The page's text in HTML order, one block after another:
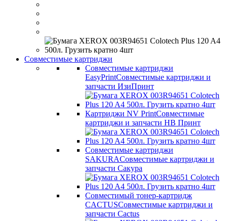
Совместимые картриджи
Совместимые картриджи
EasyPrintСовместимые картриджи и
запчасти ИзиПринт
Картриджи NV PrintСовместимые
картриджи и запчасти НВ Принт
Совместимые картриджи
SAKURAСовместимые картриджи и
запчасти Сакура
Совместимый тонер-картридж
CACTUSСовместимые картриджи и
запчасти Cactus